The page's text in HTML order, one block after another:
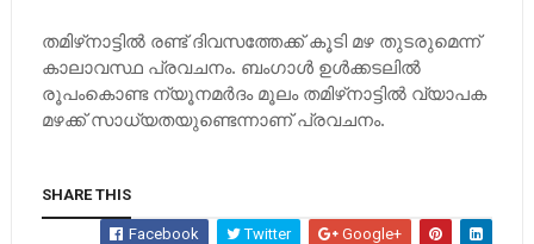
തമിഴ്​നാട്ടില്‍ രണ്ട്​ ദിവസത്തേക്ക്​ കൂടി മഴ തുടരുമെന്ന്​
കാലാവസ്ഥ പ്രവചനം. ബംഗാള്‍ ഉള്‍​ക്കടലില്‍
രൂപംകൊണ്ട ന്യൂനമര്‍ദം മൂലം തമിഴ്​നാട്ടില്‍ വ്യാപക
മഴക്ക്​ സാധ്യതയുണ്ടെന്നാണ്​ പ്രവചനം.
SHARE THIS
Facebook Twitter Google+